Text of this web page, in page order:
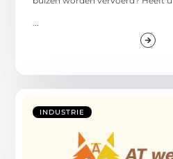
INDUSTRIE